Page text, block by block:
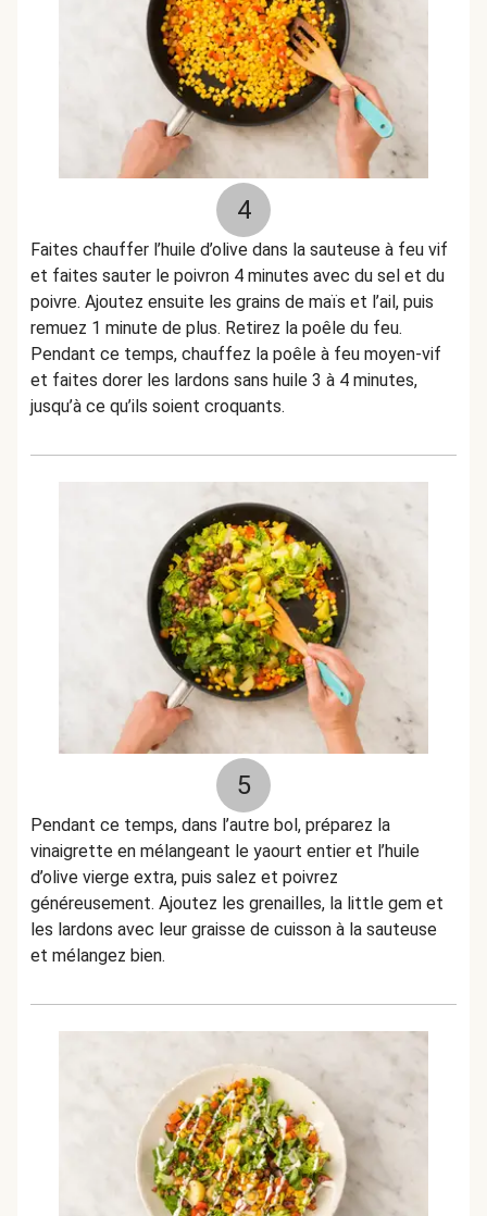
4
Faites chauffer l’huile d’olive dans la sauteuse à feu vif
et faites sauter le poivron 4 minutes avec du sel et du
poivre. Ajoutez ensuite les grains de maïs et l’ail, puis
remuez 1 minute de plus. Retirez la poêle du feu.
Pendant ce temps, chauffez la poêle à feu moyen-vif
et faites dorer les lardons sans huile 3 à 4 minutes,
jusqu’à ce qu’ils soient croquants.
5
Pendant ce temps, dans l’autre bol, préparez la
vinaigrette en mélangeant le yaourt entier et l’huile
d’olive vierge extra, puis salez et poivrez
généreusement. Ajoutez les grenailles, la little gem et
les lardons avec leur graisse de cuisson à la sauteuse
et mélangez bien.